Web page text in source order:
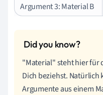
Argument 3: Material B
"Material" steht hier für
Dich beziehst. Natürlich
Argumente aus einem